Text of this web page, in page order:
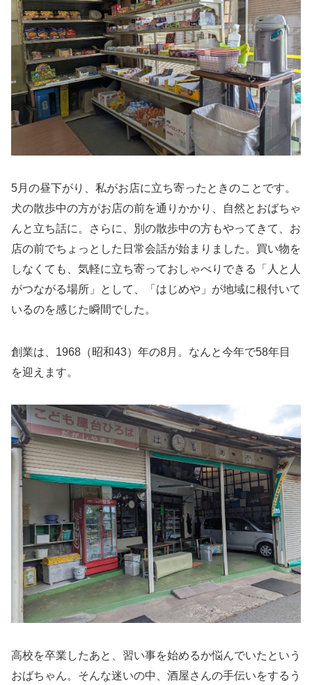
5月の昼下がり、私がお店に立ち寄ったときのことです。
犬の散歩中の方がお店の前を通りかかり、自然とおばちゃ
んと立ち話に。さらに、別の散歩中の方もやってきて、お
店の前でちょっとした日常会話が始まりました。買い物を
しなくても、気軽に立ち寄っておしゃべりできる「人と人
がつながる場所」として、「はじめや」が地域に根付いて
いるのを感じた瞬間でした。
創業は、1968（昭和43）年の8月。なんと今年で58年目
を迎えます。
高校を卒業したあと、習い事を始めるか悩んでいたという
おばちゃん。そんな迷いの中、酒屋さんの手伝いをするう